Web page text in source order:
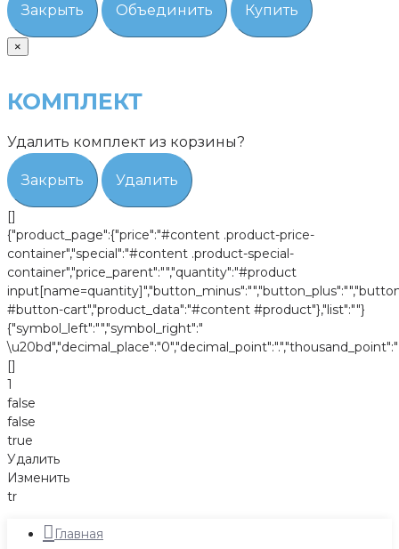
Закрыть Объединить Купить
×
КОМПЛЕКТ
Удалить комплект из корзины?
Закрыть Удалить
[]
{"product_page":{"price":"#content .product-price-
container","special":"#content .product-special-
container","price_parent":"","quantity":"#product
#button-cart","product_data":"#content #product"},"list":""}
{"symbol_left":"","symbol_right":"
[]
1
false
false
true
Удалить
Изменить
tr
Главная